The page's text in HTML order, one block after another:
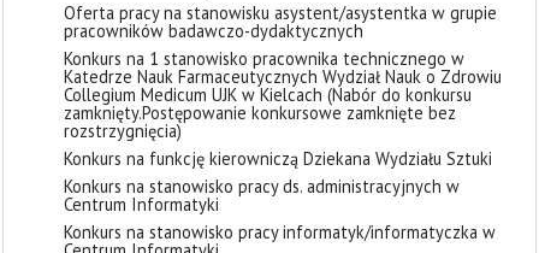
Oferta pracy na stanowisku asystent/asystentka w grupie
pracowników badawczo-dydaktycznych
Konkurs na 1 stanowisko pracownika technicznego w
Katedrze Nauk Farmaceutycznych Wydział Nauk o Zdrowiu
Collegium Medicum UJK w Kielcach (Nabór do konkursu
zamknięty. ​Postępowanie konkursowe zamknięte bez
rozstrzygnięcia)
Konkurs na funkcję kierowniczą Dziekana Wydziału Sztuki
Konkurs na stanowisko pracy ds. administracyjnych w
Centrum Informatyki
Konkurs na stanowisko pracy informatyk/informatyczka w